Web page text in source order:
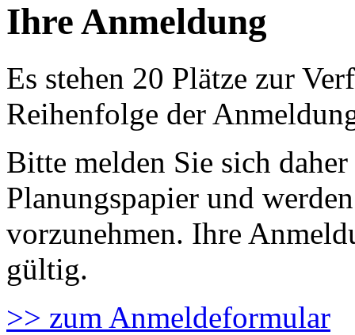
Ihre Anmeldung
Es stehen 20 Plätze zur
Reihenfolge der
Bitte melden Sie sich
Planungspapier und
vorzunehmen. Ihre
gültig.
>> zum Anmeldeformular